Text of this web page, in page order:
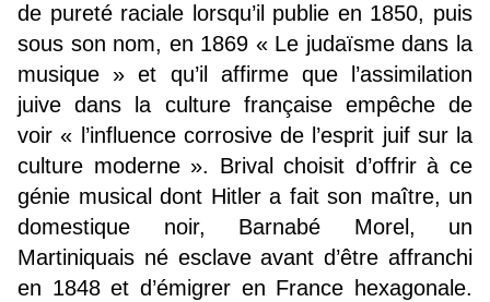
de pureté raciale lorsqu’il publie en 1850, puis
sous son nom, en 1869 « Le judaïsme dans la
musique » et qu’il affirme que l’assimilation
juive dans la culture française empêche de
voir « l’influence corrosive de l’esprit juif sur la
culture moderne ». Brival choisit d’offrir à ce
génie musical dont Hitler a fait son maître, un
domestique noir, Barnabé Morel, un
Martiniquais né esclave avant d’être affranchi
en 1848 et d’émigrer en France hexagonale.